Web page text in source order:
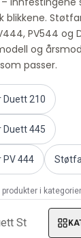
bakaksel
blikkene.
PV544
og
passer.
210
445
444
produkter i